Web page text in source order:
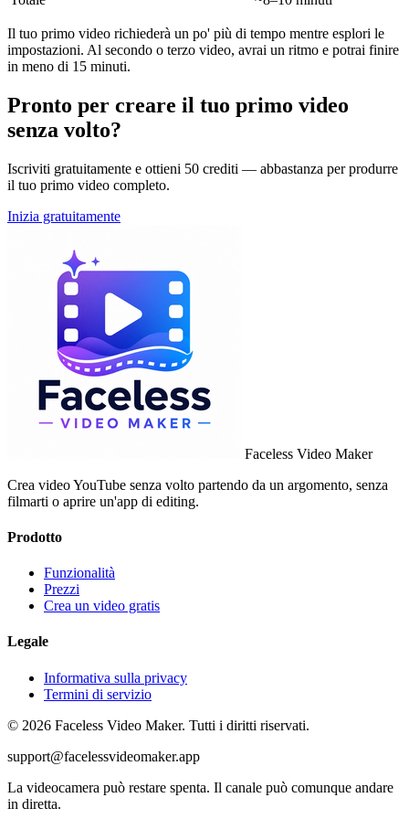
Il tuo primo video richiederà un po' più di tempo mentre esplori le
impostazioni. Al secondo o terzo video, avrai un ritmo e potrai finire
in meno di 15 minuti.
Pronto per creare il tuo primo video
senza volto?
Iscriviti gratuitamente e ottieni 50 crediti — abbastanza per produrre
il tuo primo video completo.
Inizia gratuitamente
Faceless Video Maker
Crea video YouTube senza volto partendo da un argomento, senza
filmarti o aprire un'app di editing.
Prodotto
Funzionalità
Prezzi
Crea un video gratis
Legale
Informativa sulla privacy
Termini di servizio
© 2026 Faceless Video Maker. Tutti i diritti riservati.
support@facelessvideomaker.app
La videocamera può restare spenta. Il canale può comunque andare
in diretta.